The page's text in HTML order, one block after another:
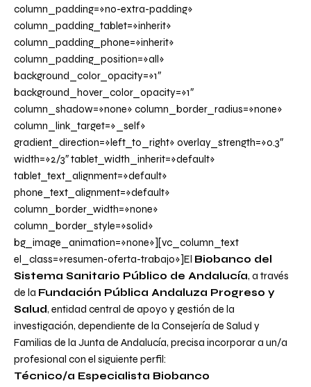
column_padding=»no-extra-padding»
column_padding_tablet=»inherit»
column_padding_phone=»inherit»
column_padding_position=»all»
background_color_opacity=»1″
background_hover_color_opacity=»1″
column_shadow=»none» column_border_radius=»none»
column_link_target=»_self»
gradient_direction=»left_to_right» overlay_strength=»0.3″
width=»2/3″ tablet_width_inherit=»default»
tablet_text_alignment=»default»
phone_text_alignment=»default»
column_border_width=»none»
column_border_style=»solid»
bg_image_animation=»none»][vc_column_text
el_class=»resumen-oferta-trabajo»]El Biobanco del
Sistema Sanitario Público de Andalucía, a través
de la Fundación Pública Andaluza Progreso y
Salud, entidad central de apoyo y gestión de la
investigación, dependiente de la Consejería de Salud y
Familias de la Junta de Andalucía, precisa incorporar a un/a
profesional con el siguiente perfil:
Técnico/a Especialista Biobanco